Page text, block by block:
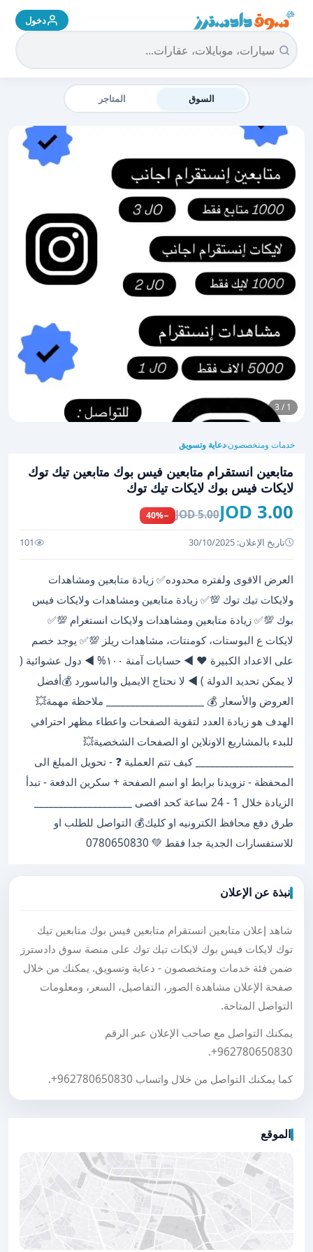
سوق دادسترز الرئيسية دخول
السوق المتاجر
1 / 3
خدمات ومتخصصون›دعاية وتسويق
متابعين انستقرام متابعين فيس بوك متابعين تيك توك
لايكات فيس بوك لايكات تيك توك
3.00 JOD
5.00 JOD
−40%
تاريخ الإعلان: 30/10/2025 101
العرض الاقوى ولفتره محدوده✅ زيادة متابعين ومشاهدات
ولايكات تيك توك 💯✅ زيادة متابعين ومشاهدات ولايكات فيس
بوك 💯✅ زيادة متابعين ومشاهدات ولايكات انستغرام 💯✅
لايكات ع البوستات، كومنتات، مشاهدات ريلز 💯✅ يوجد خصم
على الاعداد الكبيرة ♥️ ◀ حسابات آمنة ١٠٠% ◀ دول عشوائية (
لا يمكن تحديد الدولة ) ◀ لا نحتاج الايميل والباسورد 💰أفضل
العروض والأسعار 💰 ____________________ ملاحظة مهمة💥
الهدف هو زيادة العدد لتقوية الصفحات واعطاء مظهر احترافي
للبدء بالمشاريع الاونلاين او الصفحات الشخصية💥
____________________ كيف تتم العملية ❓ - تحويل المبلغ الى
المحفظة - تزويدنا برابط او اسم الصفحة + سكرين الدفعة - تبدأ
الزيادة خلال 1 - 24 ساعة كحد اقصى ____________________
طرق دفع محافظ الكترونيه او كليك💰 التواصل للطلب او
للاستفسارات الجدية جدا فقط 💚 0780650830
نبذة عن الإعلان
شاهد إعلان متابعين انستقرام متابعين فيس بوك متابعين تيك
توك لايكات فيس بوك لايكات تيك توك على منصة سوق دادسترز
ضمن فئة خدمات ومتخصصون - دعاية وتسويق. يمكنك من خلال
صفحة الإعلان مشاهدة الصور، التفاصيل، السعر، ومعلومات
التواصل المتاحة.
يمكنك التواصل مع صاحب الإعلان عبر الرقم
+962780650830
.
كما يمكنك التواصل من خلال واتساب +962780650830
.
الموقع